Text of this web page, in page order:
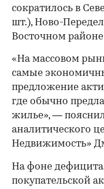
сократилось в
шт.), Ново-
Восточном районе
«На массовом
самые
предложение
где обычно
жилье», —
аналитического
Недвижимость»
На фоне
покупательской